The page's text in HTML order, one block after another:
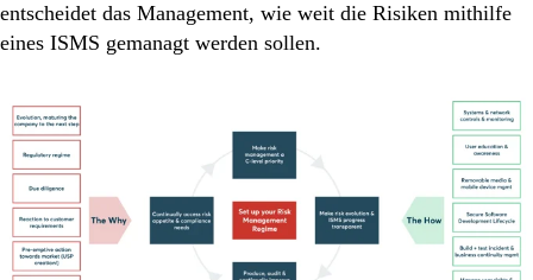
entscheidet das Management, wie weit die Risiken mithilfe
eines ISMS gemanagt werden sollen.